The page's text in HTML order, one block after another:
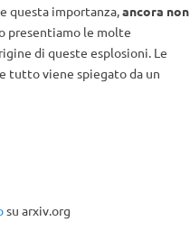
questa importanza,ancora non
presentiamo le molte
di queste esplosioni. Le
tutto viene spiegato da un
su arxiv.org